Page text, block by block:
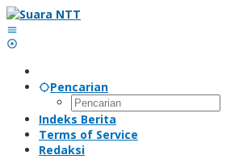
Lewati
ke
konten
Pencarian
Indeks Berita
Terms of Service
Redaksi